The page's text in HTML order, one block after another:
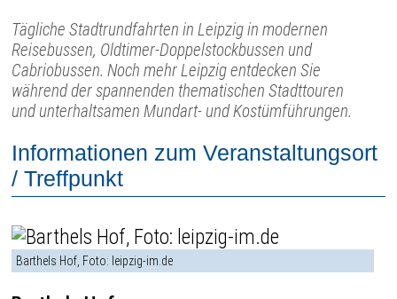
Tägliche Stadtrundfahrten in Leipzig in modernen
Reisebussen, Oldtimer-Doppelstockbussen und
Cabriobussen. Noch mehr Leipzig entdecken Sie
während der spannenden thematischen Stadttouren
und unterhaltsamen Mundart- und Kostümführungen.
Informationen zum Veranstaltungsort
/ Treffpunkt
Barthels Hof, Foto: leipzig-im.de